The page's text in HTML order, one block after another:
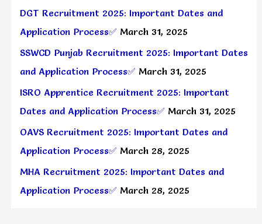
DGT Recruitment 2025: Important Dates and
Application Process✅ March 31, 2025
SSWCD Punjab Recruitment 2025: Important Dates
and Application Process✅ March 31, 2025
ISRO Apprentice Recruitment 2025: Important
Dates and Application Process✅ March 31, 2025
OAVS Recruitment 2025: Important Dates and
Application Process✅ March 28, 2025
MHA Recruitment 2025: Important Dates and
Application Process✅ March 28, 2025